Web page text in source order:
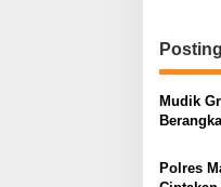
Mudik
Polres